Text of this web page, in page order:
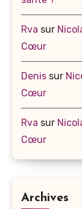
Rva sur
Cœur
Denis sur
Cœur
Rva sur
Cœur
Archives